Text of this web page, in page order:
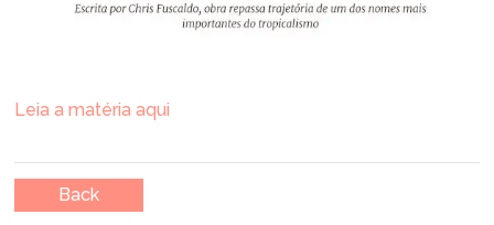
Leia a matéria aqui
Back